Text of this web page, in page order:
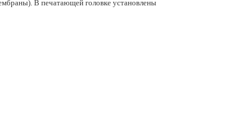
В печатающей головке установлены